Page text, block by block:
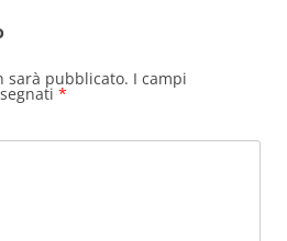
sarà pubblicato. I campi
*